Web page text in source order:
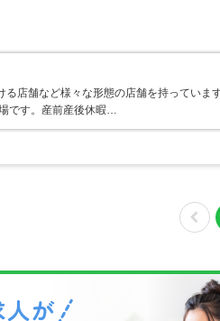
店舗など様々な形態の店舗を持っていま
です。産前産後休暇…